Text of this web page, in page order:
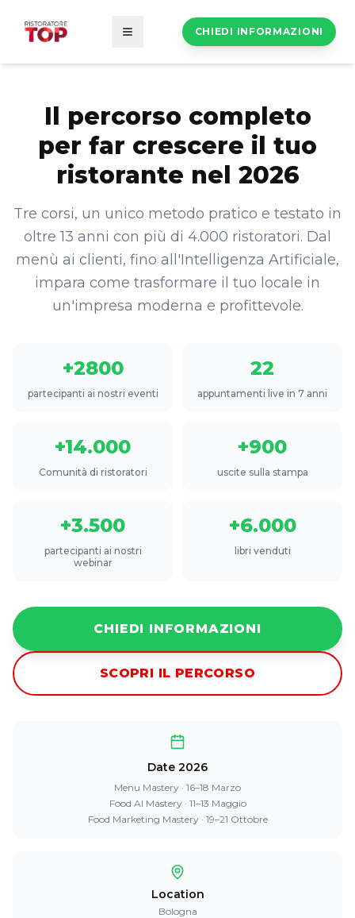
Apri menu CHIEDI INFORMAZIONI
Il percorso completo
per far crescere il tuo
ristorante nel 2026
Tre corsi, un unico metodo pratico e testato in
oltre 13 anni con più di 4.000 ristoratori. Dal
menù ai clienti, fino all'Intelligenza Artificiale,
impara come trasformare il tuo locale in
un'impresa moderna e profittevole.
+2800
partecipanti ai nostri eventi
22
appuntamenti live in 7 anni
+14.000
Comunità di ristoratori
+900
uscite sulla stampa
+3.500
partecipanti ai nostri
webinar
+6.000
libri venduti
CHIEDI INFORMAZIONI
SCOPRI IL PERCORSO
Date 2026
Menu Mastery · 16–18 Marzo
Food AI Mastery · 11–13 Maggio
Food Marketing Mastery · 19–21 Ottobre
Location
Bologna